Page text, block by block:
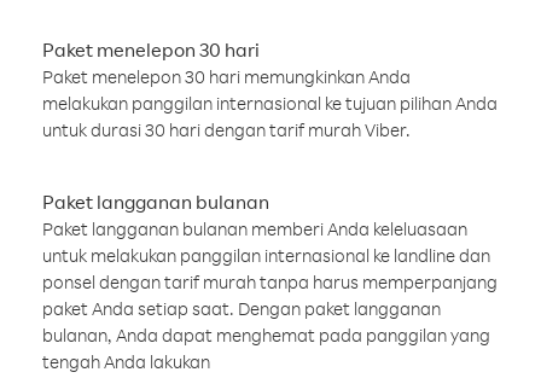
Paket menelepon 30 hari
Paket menelepon 30 hari memungkinkan Anda
melakukan panggilan internasional ke tujuan pilihan Anda
untuk durasi 30 hari dengan tarif murah Viber.
Paket langganan bulanan
Paket langganan bulanan memberi Anda keleluasaan
untuk melakukan panggilan internasional ke landline dan
ponsel dengan tarif murah tanpa harus memperpanjang
paket Anda setiap saat. Dengan paket langganan
bulanan, Anda dapat menghemat pada panggilan yang
tengah Anda lakukan